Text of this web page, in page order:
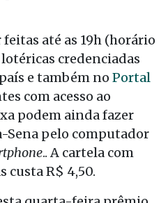
até as 19h (horário
lotéricas credenciadas
e também no Portal
com acesso ao
podem ainda fazer
Sena pelo computador
.. A cartela com
custa R$ 4,50.